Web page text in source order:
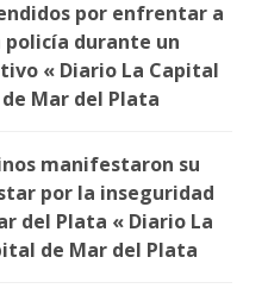
por enfrentar a
policía durante un
« Diario La Capital
de Mar del Plata
manifestaron su
por la inseguridad
del Plata « Diario La
de Mar del Plata